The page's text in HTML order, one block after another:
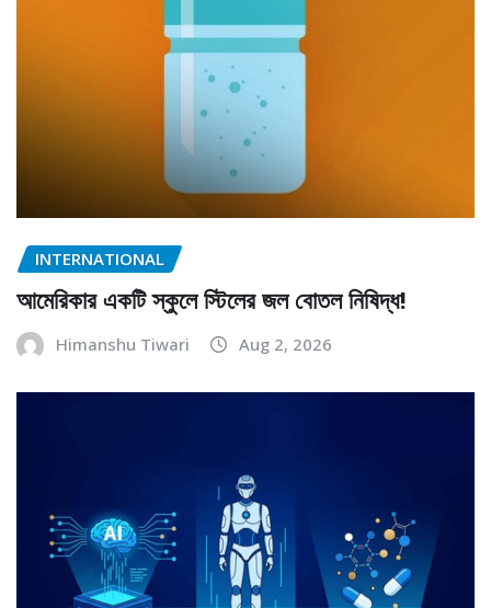
INTERNATIONAL
আমেরিকার একটি স্কুলে স্টিলের জল বোতল নিষিদ্ধ!
Himanshu Tiwari Aug 2, 2026